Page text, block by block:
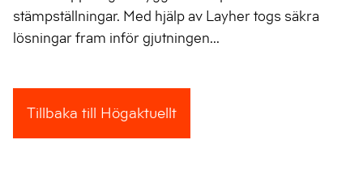
stämpställningar. Med hjälp av Layher togs säkra
lösningar fram inför gjutningen...
Tillbaka till Högaktuellt